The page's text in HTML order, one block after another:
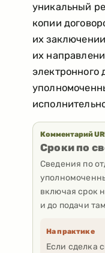
уникальный
копии
их
их
электронного
Комментарий
Сроки по
Сведения по
включая срок
и до подачи
На практике
Если сделка